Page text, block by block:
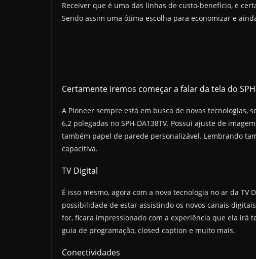
Receiver que é uma das linhas de custo-benefício, e
Sendo assim uma ótima escolha para economizar e
Certamente iremos começar a falar da tela do
A Pioneer sempre está em busca de novas tecnologias,
6,2 polegadas no SPH-DA138TV. Possui ajuste de
também papel de parede personalizável. Lembrando
capacitiva.
TV Digital
É isso mesmo, agora com a nova tecnologia no ar da
possibilidade de estar assistindo os novos canais
for, ficara impressionado com a experiência que ela irá
guia de programação, closed caption e muito mais.
Conectividades